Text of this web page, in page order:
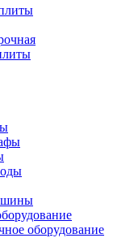
оборудование